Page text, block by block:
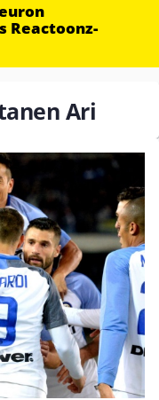
Reactoonz-
Ari